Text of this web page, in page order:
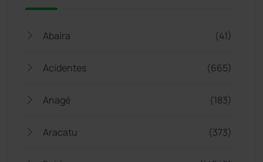
Abaíra (41)
Acidentes (665)
Anagé (183)
Aracatu (373)